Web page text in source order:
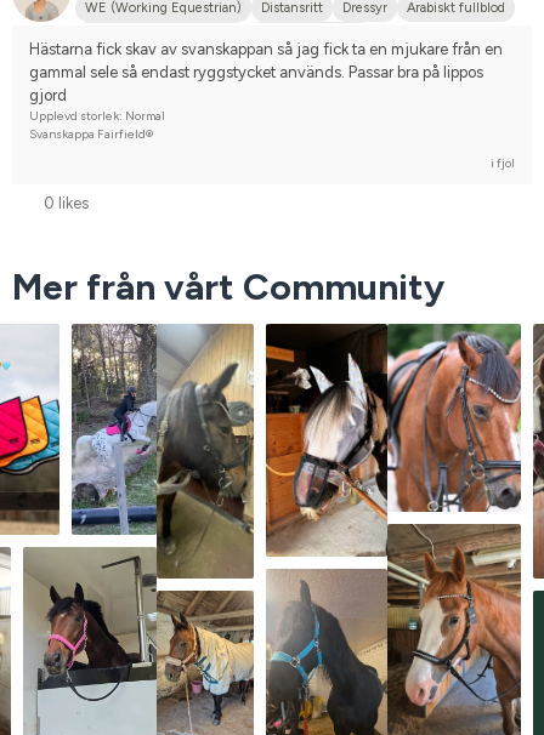
WE (Working Equestrian) Distansritt Dressyr
Arabiskt fullblod
Hästarna fick skav av svanskappan så jag fick ta en mjukare från en
gammal sele så endast ryggstycket används. Passar bra på lippos
gjord
Upplevd storlek: Normal
Svanskappa Fairfield®
i fjol
0 likes
Mer från vårt Community